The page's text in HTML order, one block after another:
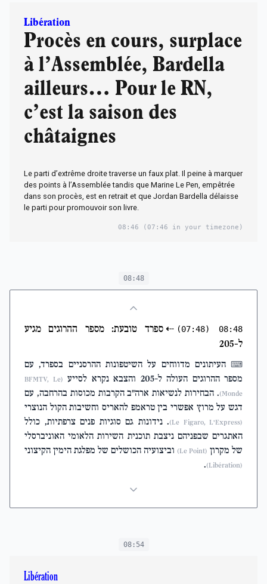
Libération
Procès en cours, surplace
à l’Assemblée, Bardella
ailleurs… Pour le RN,
c’est la saison des
châtaignes
Le parti d’extrême droite traverse un faux plat. Il peine à marquer
des points à l’Assemblée tandis que Marine Le Pen, empêtrée
dans son procès, est en retrait et que Jordan Bardella délaisse
le parti pour promouvoir son livre.
08:46 (07:46 in your timezone)
08:48
08:48
(07:48)
⇠ ספרד טובעת: מספר ההרוגים מגיע
ל-205
⌨ העיתונים מדווחים על השיטפונות ההרסניים בספרד, עם
מספר ההרוגים העולה ל-205 והצבא נקרא לסייע
(BFMTV, Le
Monde) . הבחירות לנשיאות ארה"ב הקרבות מכוסות בהרחבה, עם
דגש על מרוץ אפשרי בין טראמפ להאריס וחשיבות הקול הנוצרי
(Le Figaro, L'Express)
. נידונות גם סוגיות פנים צרפתיות, כולל
האתגרים שבפניהם ניצבת תוכנית השירות הלאומי האוניברסלי
של מקרון (Le Point) וביצועיה הכושלים של מפלגת הימין הקיצוני
(Libération)
.
08:54
Libération